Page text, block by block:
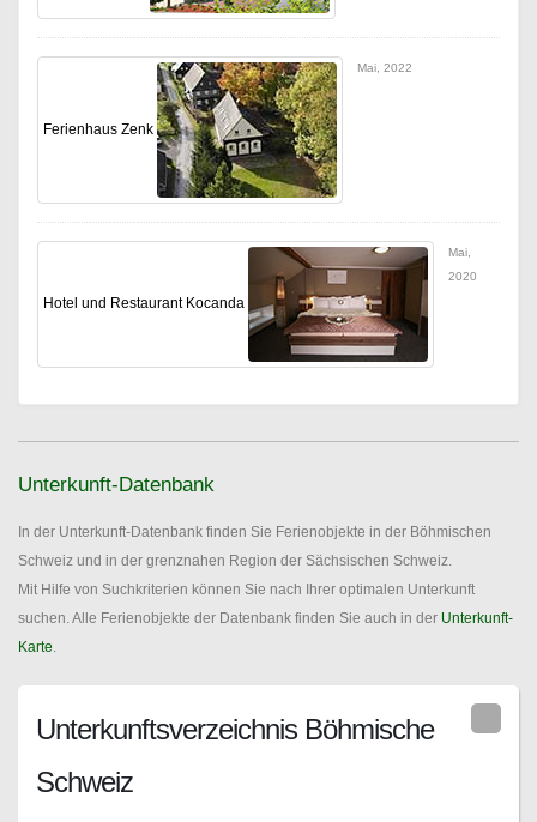
Ferienhaus Zenk
Mai, 2022
Hotel und Restaurant Kocanda
Mai,
2020
Unterkunft-Datenbank
In der Unterkunft-Datenbank finden Sie Ferienobjekte in der Böhmischen
Schweiz und in der grenznahen Region der Sächsischen Schweiz.
Mit Hilfe von Suchkriterien können Sie nach Ihrer optimalen Unterkunft
suchen. Alle Ferienobjekte der Datenbank finden Sie auch in der Unterkunft-
Karte.
Unterkunftsverzeichnis Böhmische
Schweiz